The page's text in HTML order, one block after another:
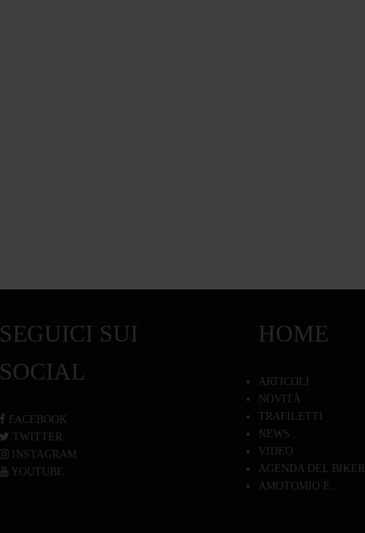
SEGUICI SUI
SOCIAL
FACEBOOK
TWITTER
INSTAGRAM
YOUTUBE
HOME
ARTICOLI
NOVITÀ
TRAFILETTI
NEWS
VIDEO
AGENDA DEL BIKER
AMOTOMIO È...